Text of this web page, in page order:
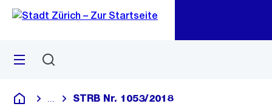
Navigation
Sprunglink
Menü
Deutsch
Blende alle Breadcrumbs ein
STRB Nr. 1053/2018